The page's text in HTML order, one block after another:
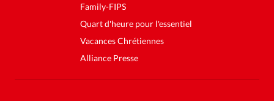
Family-FIPS
Quart d'heure pour l'essentiel
Vacances Chrétiennes
Alliance Presse